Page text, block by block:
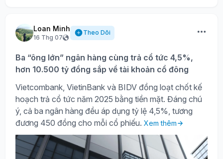
Loan Minh
16 Thg 07
Theo Dõi
Ba “ông lớn” ngân hàng cùng trả cổ tức 4,5%,
hơn 10.500 tỷ đồng sắp về tài khoản cổ đông
Vietcombank, VietinBank và BIDV đồng loạt chốt kế
hoạch trả cổ tức năm 2025 bằng tiền mặt. Đáng chú
ý, cả ba ngân hàng đều áp dụng tỷ lệ 4,5%, tương
đương 450 đồng cho mỗi cổ phiếu. Xem thêm